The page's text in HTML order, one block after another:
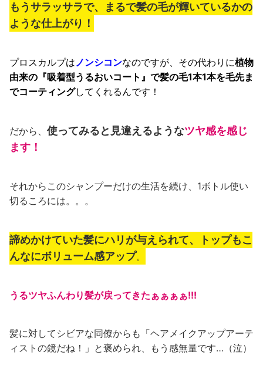
もうサラッサラで、まるで髪の毛が輝いているかの
ような仕上がり！
プロスカルプはノンシコンなのですが、その代わりに植物
由来の『吸着型うるおいコート』で髪の毛1本1本を毛先ま
でコーティングしてくれるんです！
だから、 使ってみると見違えるようなツヤ感を感じ
ます！
それからこのシャンプーだけの生活を続け、1ボトル使い
切るころには。。。
諦めかけていた髪にハリが与えられて、トップもこ
んなにボリューム感アップ。
うるツヤふんわり髪が戻ってきたぁぁぁぁ!!!
髪に対してシビアな同僚からも「ヘアメイクアップアーテ
ィストの鏡だね！」と褒められ、もう感無量です…（泣）